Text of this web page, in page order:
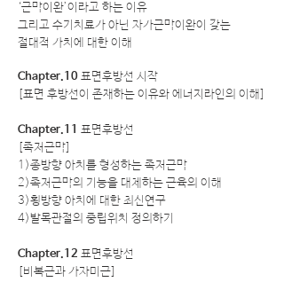
‘근막이완’이라고 하는 이유
그리고 수기치료가 아닌 자가근막이완이 갖는
절대적 가치에 대한 이해
Chapter.10 표면후방선 시작
[표면 후방선이 존재하는 이유와 에너지라인의 이해]
Chapter.11 표면후방선
[족저근막]
1)종방향 아치를 형성하는 족저근막
2)족저근막의 기능을 대체하는 근육의 이해
3)횡방향 아치에 대한 최신연구
4)발목관절의 중립위치 정의하기
Chapter.12 표면후방선
[비복근과 가자미근]